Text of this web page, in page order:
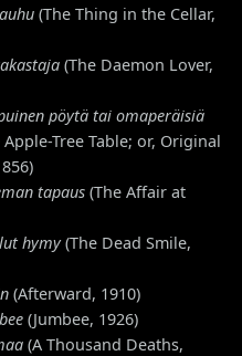
(The Thing in the Cellar,
(The Daemon Lover,
pöytä tai omaperäisiä
Apple-Tree Table; or, Original
tapaus (The Affair at
hymy(The Dead Smile,
(Afterward, 1910)
(Jumbee, 1926)
(A Thousand Deaths,